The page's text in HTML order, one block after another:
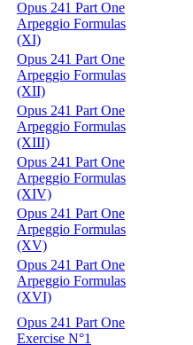
Opus 241 Part One
Arpeggio Formulas
(XI)
Opus 241 Part One
Arpeggio Formulas
(XII)
Opus 241 Part One
Arpeggio Formulas
(XIII)
Opus 241 Part One
Arpeggio Formulas
(XIV)
Opus 241 Part One
Arpeggio Formulas
(XV)
Opus 241 Part One
Arpeggio Formulas
(XVI)
Opus 241 Part One
Exercise N°1